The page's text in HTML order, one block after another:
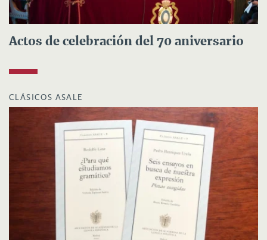
Actos de celebración del 70 aniversario
CLÁSICOS ASALE